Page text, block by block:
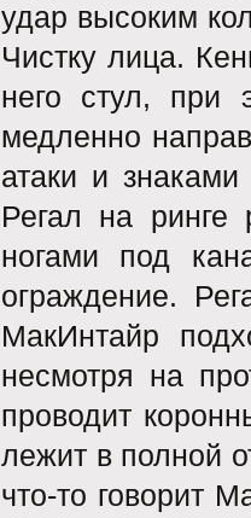
удар высоким
Чистку лица.
него стул, при
медленно
атаки и
Регал на ринге
ногами под
ограждение.
МакИнтайр
несмотря на
проводит
лежит в полной
что-то говорит